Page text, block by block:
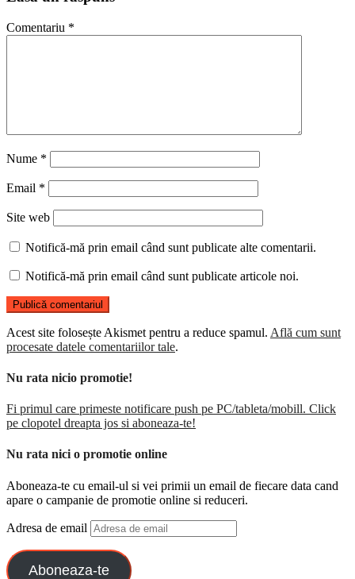
Comentariu *
Nume *
Email *
Site web
Notifică-mă prin email când sunt publicate alte comentarii.
Notifică-mă prin email când sunt publicate articole noi.
Acest site folosește Akismet pentru a reduce spamul. Află cum sunt
procesate datele comentariilor tale.
Nu rata nicio promotie!
Fi primul care primeste notificare push pe PC/tableta/mobill. Click
pe clopotel dreapta jos si aboneaza-te!
Nu rata nici o promotie online
Aboneaza-te cu email-ul si vei primii un email de fiecare data cand
apare o campanie de promotie online si reduceri.
Adresa de email
Aboneaza-te